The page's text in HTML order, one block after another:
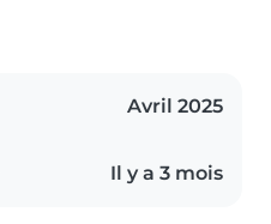
Avril 2025
Il y a 3 mois